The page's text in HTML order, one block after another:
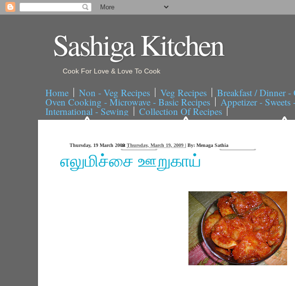
Sashiga Kitchen
Cook For Love & Love To Cook
Home Non - Veg Recipes Veg Recipes Breakfast / Dinner -
Oven Cooking - Microwave - Basic Recipes Appetizer - Sweets
International - Sewing Collection Of Recipes
Thursday, 19 March 2009
at Thursday, March 19, 2009 | By: Menaga Sathia
எலுமிச்சை ஊறுகாய்